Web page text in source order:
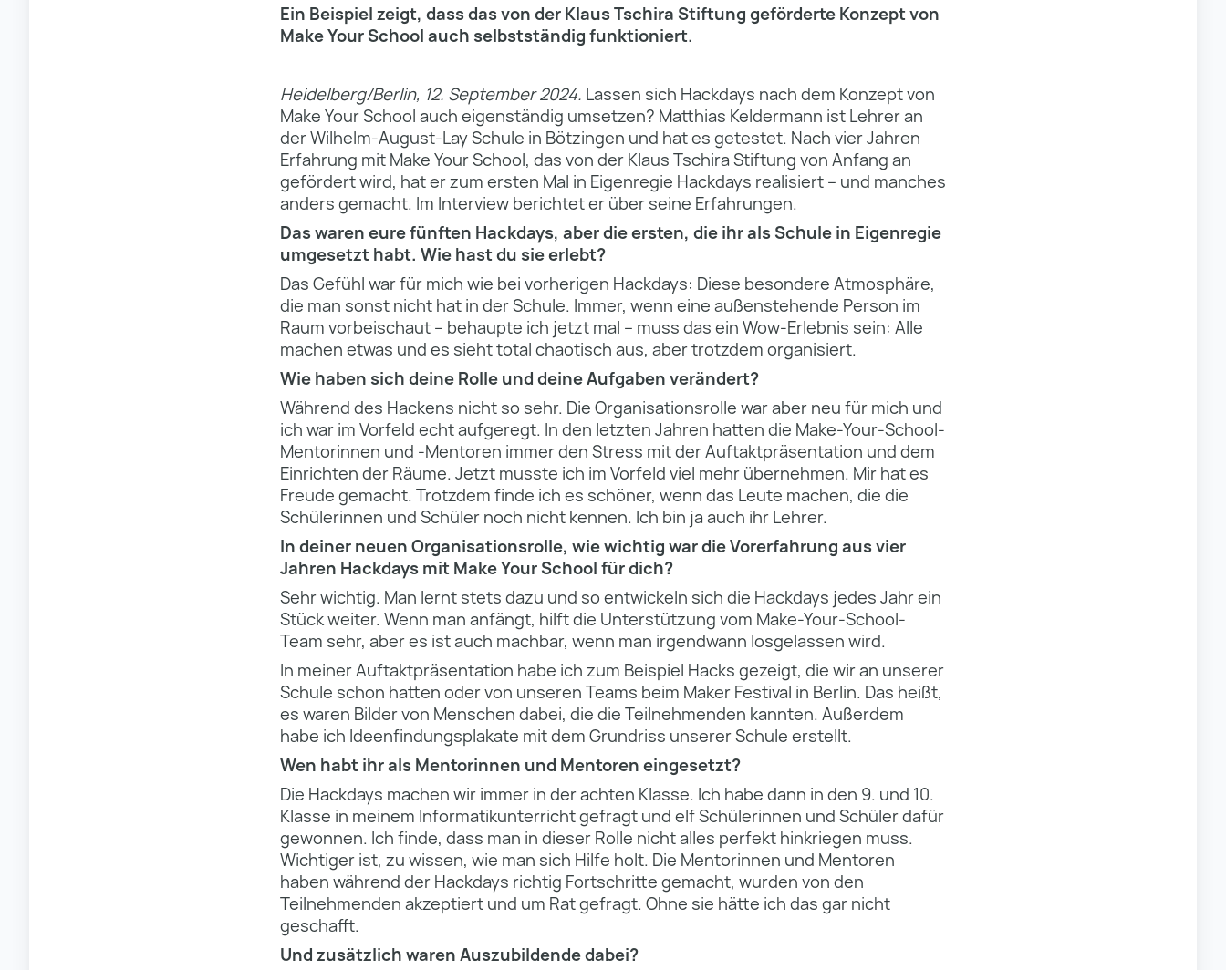
Ein Beispiel zeigt, dass das von der Klaus Tschira Stiftung geförderte Konzept von
Make Your School auch selbstständig funktioniert.
Heidelberg/Berlin, 12. September 2024. Lassen sich Hackdays nach dem Konzept von
Make Your School auch eigenständig umsetzen? Matthias Keldermann ist Lehrer an
der Wilhelm-August-Lay Schule in Bötzingen und hat es getestet. Nach vier Jahren
Erfahrung mit Make Your School, das von der Klaus Tschira Stiftung von Anfang an
gefördert wird, hat er zum ersten Mal in Eigenregie Hackdays realisiert – und manches
anders gemacht. Im Interview berichtet er über seine Erfahrungen.
Das waren eure fünften Hackdays, aber die ersten, die ihr als Schule in Eigenregie
umgesetzt habt. Wie hast du sie erlebt?
Das Gefühl war für mich wie bei vorherigen Hackdays: Diese besondere Atmosphäre,
die man sonst nicht hat in der Schule. Immer, wenn eine außenstehende Person im
Raum vorbeischaut – behaupte ich jetzt mal – muss das ein Wow-Erlebnis sein: Alle
machen etwas und es sieht total chaotisch aus, aber trotzdem organisiert.
Wie haben sich deine Rolle und deine Aufgaben verändert?
Während des Hackens nicht so sehr. Die Organisationsrolle war aber neu für mich und
ich war im Vorfeld echt aufgeregt. In den letzten Jahren hatten die Make-Your-School-
Mentorinnen und -Mentoren immer den Stress mit der Auftaktpräsentation und dem
Einrichten der Räume. Jetzt musste ich im Vorfeld viel mehr übernehmen. Mir hat es
Freude gemacht. Trotzdem finde ich es schöner, wenn das Leute machen, die die
Schülerinnen und Schüler noch nicht kennen. Ich bin ja auch ihr Lehrer.
In deiner neuen Organisationsrolle, wie wichtig war die Vorerfahrung aus vier
Jahren Hackdays mit Make Your School für dich?
Sehr wichtig. Man lernt stets dazu und so entwickeln sich die Hackdays jedes Jahr ein
Stück weiter. Wenn man anfängt, hilft die Unterstützung vom Make-Your-School-
Team sehr, aber es ist auch machbar, wenn man irgendwann losgelassen wird.
In meiner Auftaktpräsentation habe ich zum Beispiel Hacks gezeigt, die wir an unserer
Schule schon hatten oder von unseren Teams beim Maker Festival in Berlin. Das heißt,
es waren Bilder von Menschen dabei, die die Teilnehmenden kannten. Außerdem
habe ich Ideenfindungsplakate mit dem Grundriss unserer Schule erstellt.
Wen habt ihr als Mentorinnen und Mentoren eingesetzt?
Die Hackdays machen wir immer in der achten Klasse. Ich habe dann in den 9. und 10.
Klasse in meinem Informatikunterricht gefragt und elf Schülerinnen und Schüler dafür
gewonnen. Ich finde, dass man in dieser Rolle nicht alles perfekt hinkriegen muss.
Wichtiger ist, zu wissen, wie man sich Hilfe holt. Die Mentorinnen und Mentoren
haben während der Hackdays richtig Fortschritte gemacht, wurden von den
Teilnehmenden akzeptiert und um Rat gefragt. Ohne sie hätte ich das gar nicht
geschafft.
Und zusätzlich warenAuszubildende dabei?